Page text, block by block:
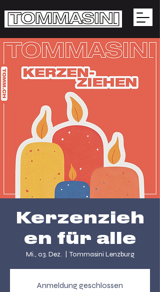
Kerzenzieh
en für alle
Mi., 03. Dez.
  |
Tommasini Lenzburg
Anmeldung geschlossen